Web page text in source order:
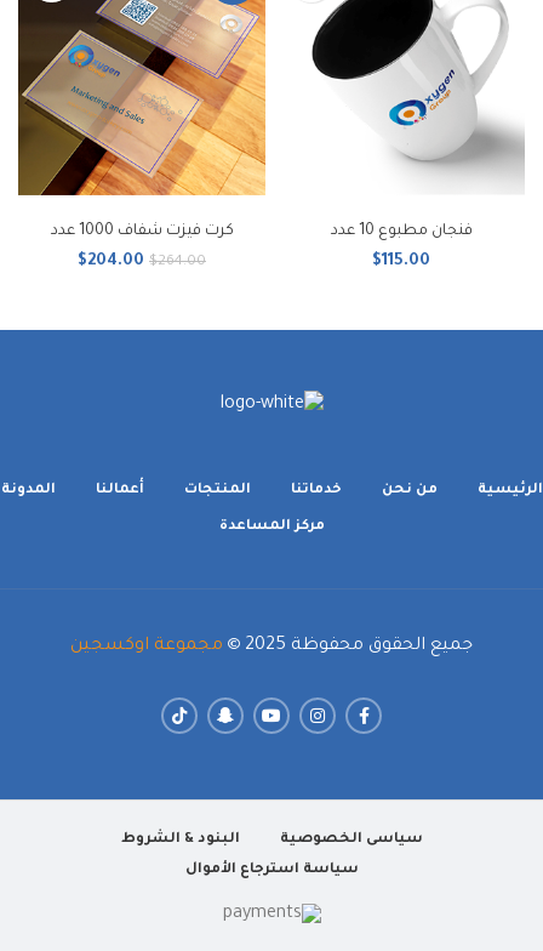
فنجان مطبوع 10 عدد
$115.00
كرت فيزت شفاف 1000 عدد
$264.00
$204.00
الرئيسية من نحن خدماتنا المنتجات أعمالنا المدونة
مركز المساعدة
جميع الحقوق محفوظة 2025 مجموعة اوكسجين
سياسى الخصوصية
البنود & الشروط
سياسة استرجاع الأموال